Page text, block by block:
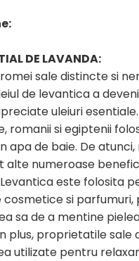
DE LAVANDA:
sale distincte si
de levantica a
uleiuri
romanii si egiptenii
apa de baie. De atunci,
alte numeroase
este folosita
cosmetice si parfumuri,
sa de a mentine
plus, proprietatile sale
utilizate pentru